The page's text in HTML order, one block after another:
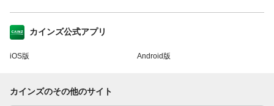
カインズ公式アプリ
iOS版 Android版
カインズのその他のサイト